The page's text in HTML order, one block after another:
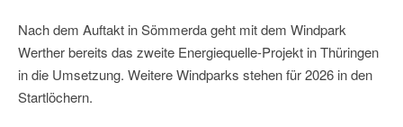
Nach dem Auftakt in Sömmerda geht mit dem Windpark
Werther bereits das zweite Energiequelle-Projekt in Thüringen
in die Umsetzung. Weitere Windparks stehen für 2026 in den
Startlöchern.